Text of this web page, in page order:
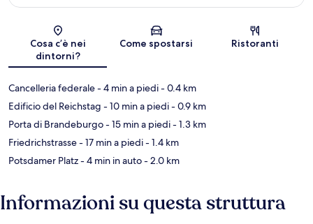
Mappa
Cosa c’è nei
dintorni?
Come spostarsi Ristoranti
Cancelleria federale- 4 min a piedi- 0.4 km
Edificio del Reichstag - 10 min a piedi- 0.9 km
Porta di Brandeburgo- 15 min a piedi- 1.3 km
Friedrichstrasse- 17 min a piedi- 1.4 km
Potsdamer Platz- 4 min in auto- 2.0 km
Informazioni su questa struttura